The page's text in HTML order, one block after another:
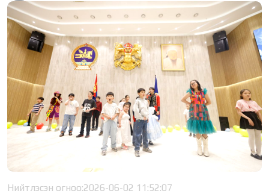
Нийтлэсэн огноо:2026-06-02 11:52:07